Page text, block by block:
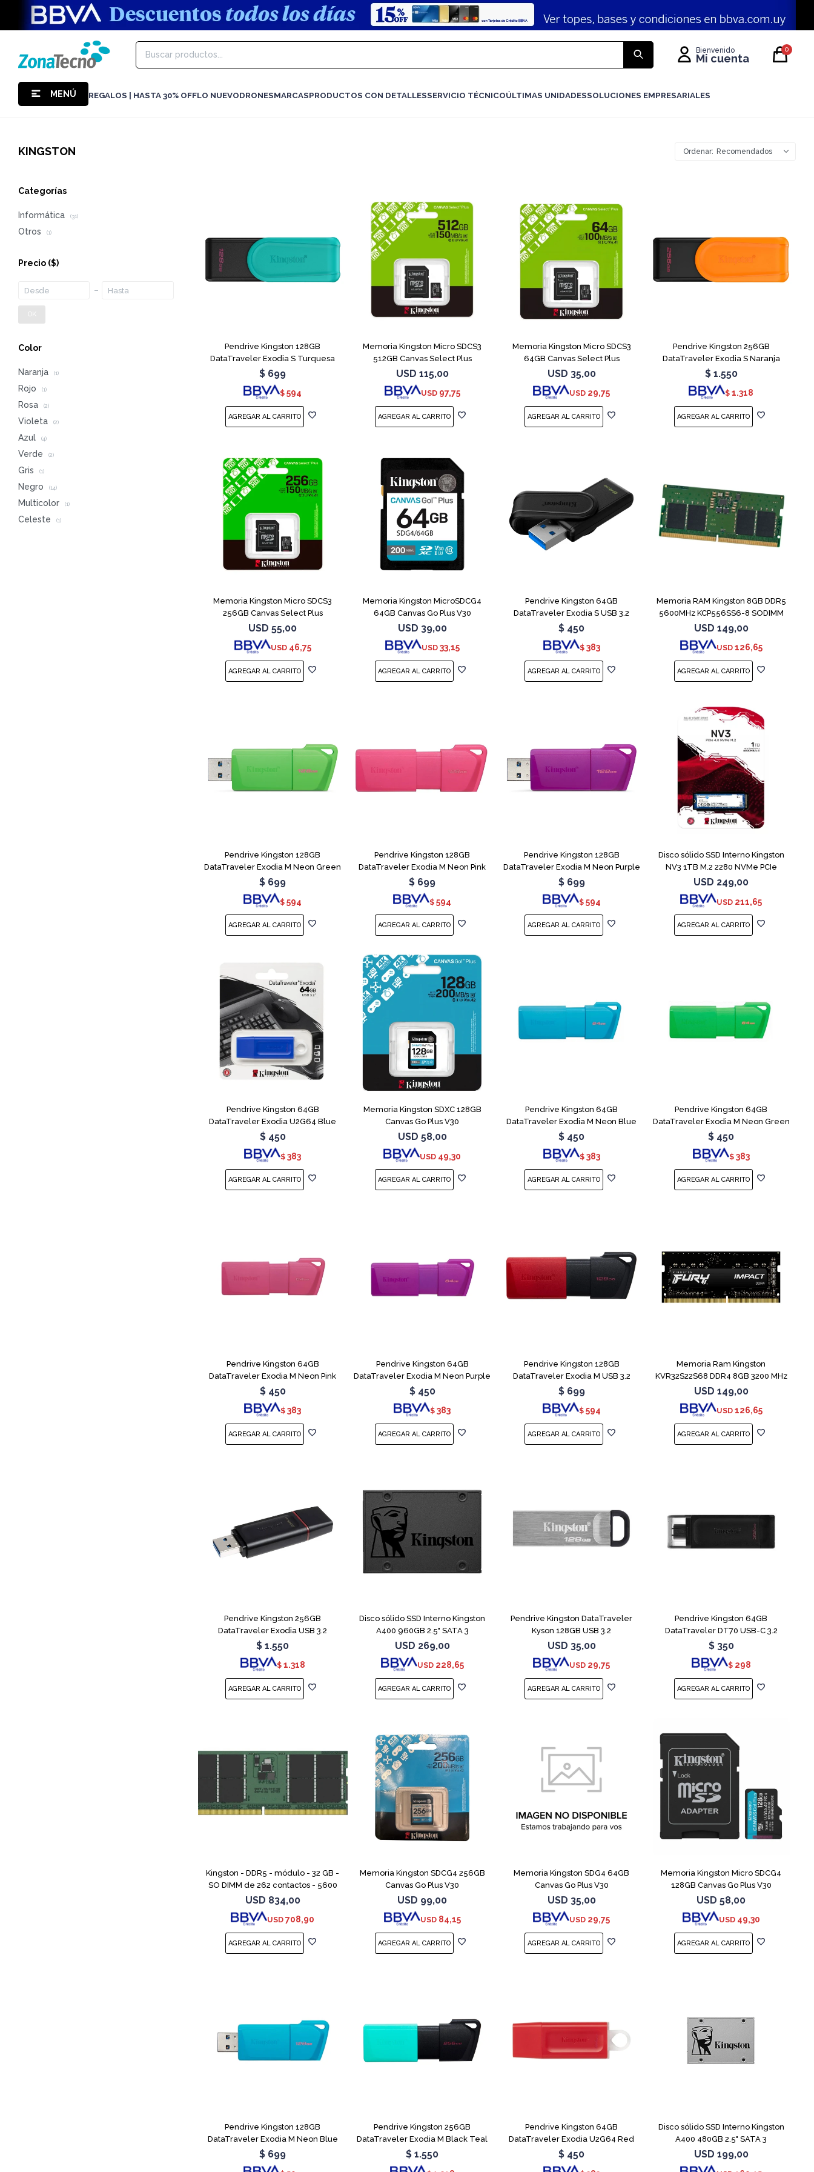
MENÚ REGALOS | HASTA 30% OFFLO NUEVODRONESMARCASPRODUCTOS CON DETALLESSERVICIO TÉCNICOÚLTIMAS UNIDADESSOLUCIONES EMPRESARIALES
0
KINGSTON Recomendados
Pendrive Kingston 128GB
DataTraveler Exodia S Turquesa
$ 699
$ 594
Memoria Kingston Micro SDCS3
512GB Canvas Select Plus
USD 115,00
USD 97,75
Memoria Kingston Micro SDCS3
64GB Canvas Select Plus
USD 35,00
USD 29,75
Pendrive Kingston 256GB
DataTraveler Exodia S Naranja
$ 1.550
$ 1.318
Memoria Kingston Micro SDCS3
256GB Canvas Select Plus
USD 55,00
USD 46,75
Memoria Kingston MicroSDCG4
64GB Canvas Go Plus V30
USD 39,00
USD 33,15
Pendrive Kingston 64GB
DataTraveler Exodia S USB 3.2
$ 450
$ 383
Memoria RAM Kingston 8GB DDR5
5600MHz KCP556SS6-8 SODIMM
USD 149,00
USD 126,65
Pendrive Kingston 128GB
DataTraveler Exodia M Neon Green
$ 699
$ 594
Pendrive Kingston 128GB
DataTraveler Exodia M Neon Pink
$ 699
$ 594
Pendrive Kingston 128GB
DataTraveler Exodia M Neon Purple
$ 699
$ 594
Disco sólido SSD Interno Kingston
NV3 1TB M.2 2280 NVMe PCIe
USD 249,00
USD 211,65
Pendrive Kingston 64GB
DataTraveler Exodia U2G64 Blue
$ 450
$ 383
Memoria Kingston SDXC 128GB
Canvas Go Plus V30
USD 58,00
USD 49,30
Pendrive Kingston 64GB
DataTraveler Exodia M Neon Blue
$ 450
$ 383
Pendrive Kingston 64GB
DataTraveler Exodia M Neon Green
$ 450
$ 383
Pendrive Kingston 64GB
DataTraveler Exodia M Neon Pink
$ 450
$ 383
Pendrive Kingston 64GB
DataTraveler Exodia M Neon Purple
$ 450
$ 383
Pendrive Kingston 128GB
DataTraveler Exodia M USB 3.2
$ 699
$ 594
Memoria Ram Kingston
KVR32S22S68 DDR4 8GB 3200 MHz
Sodimm
USD 149,00
USD 126,65
Pendrive Kingston 256GB
DataTraveler Exodia USB 3.2
$ 1.550
$ 1.318
Disco sólido SSD Interno Kingston
A400 960GB 2.5" SATA 3
USD 269,00
USD 228,65
Pendrive Kingston DataTraveler
Kyson 128GB USB 3.2
USD 35,00
USD 29,75
Pendrive Kingston 64GB
DataTraveler DT70 USB-C 3.2
$ 350
$ 298
Kingston - DDR5 - módulo - 32 GB -
SO DIMM de 262 contactos - 5600
MT/s / PC5-44800 - CL46 - 1.1 V -
sin búfer - no ECC
USD 834,00
USD 708,90
Memoria Kingston SDCG4 256GB
Canvas Go Plus V30
USD 99,00
USD 84,15
Memoria Kingston SDG4 64GB
Canvas Go Plus V30
USD 35,00
USD 29,75
Memoria Kingston Micro SDCG4
128GB Canvas Go Plus V30
USD 58,00
USD 49,30
Pendrive Kingston 128GB
DataTraveler Exodia M Neon Blue
$ 699
Pendrive Kingston 256GB
DataTraveler Exodia M Black Teal
$ 1.550
Pendrive Kingston 64GB
DataTraveler Exodia U2G64 Red
$ 450
Disco sólido SSD Interno Kingston
A400 480GB 2.5" SATA 3
USD 199,00
Categorías
Informática (31)
Otros (1)
Precio ($)
OK
Color
Naranja (1)
Rojo (1)
Rosa (2)
Violeta (2)
Azul (4)
Verde (2)
Gris (1)
Negro (14)
Multicolor (1)
Celeste (1)